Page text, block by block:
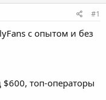
#1
с опытом и без
$600, топ-операторы